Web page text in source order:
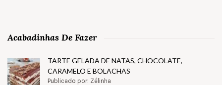
Acabadinhas De Fazer
TARTE GELADA DE NATAS, CHOCOLATE,
CARAMELO E BOLACHAS
Publicado por: Zélinha